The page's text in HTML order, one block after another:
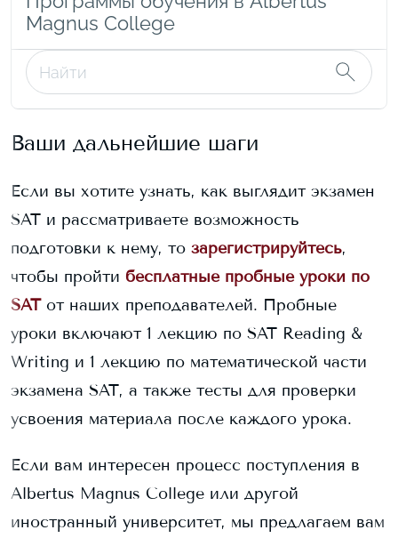
Magnus College
Ваши дальнейшие шаги
Если вы хотите узнать, как выглядит экзамен
SAT и рассматриваете возможность
подготовки к нему, то зарегистрируйтесь,
чтобы пройти бесплатные пробные уроки по
SAT от наших преподавателей. Пробные
уроки включают 1 лекцию по SAT Reading &
Writing и 1 лекцию по математической части
экзамена SAT, а также тесты для проверки
усвоения материала после каждого урока.
Если вам интересен процесс поступления в
Albertus Magnus College или другой
иностранный университет, мы предлагаем вам